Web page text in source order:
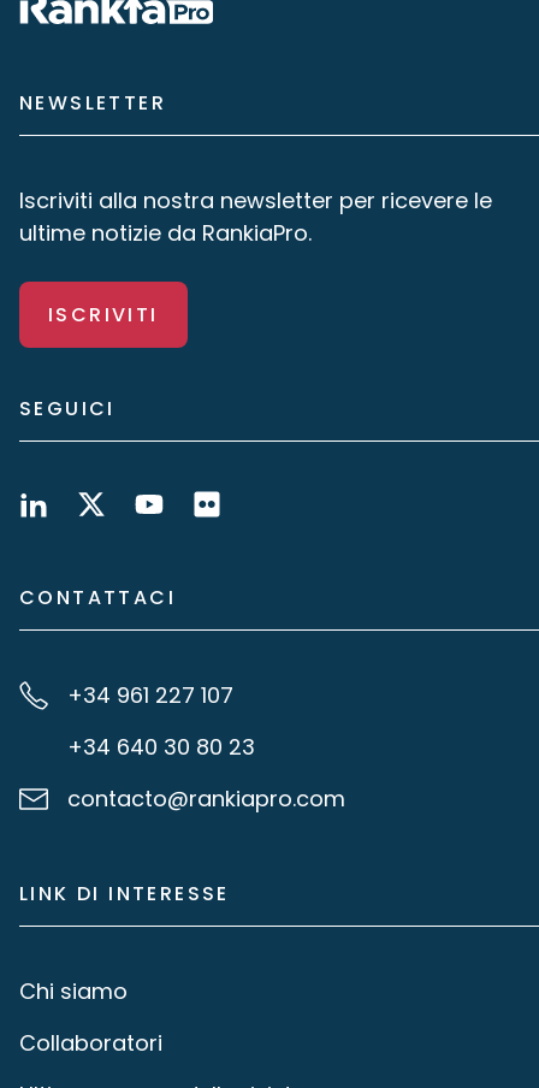
NEWSLETTER
Iscriviti alla nostra newsletter per ricevere le
ultime notizie da RankiaPro.
ISCRIVITI
SEGUICI
CONTATTACI
+34 961 227 107
+34 640 30 80 23
contacto@rankiapro.com
LINK DI INTERESSE
Chi siamo
Collaboratori